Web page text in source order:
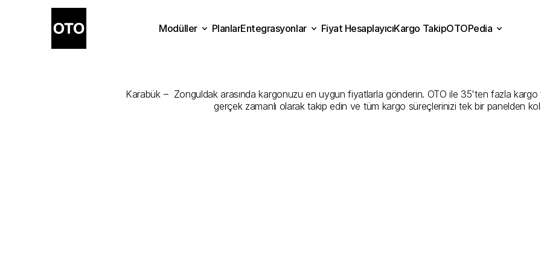
Karabük –  Zonguldak arasında kargonuzu en uygun fiyatlarla gönderin. OTO ile 35'ten fazla kargo
gerçek zamanlı olarak takip edin ve tüm kargo süreçlerinizi tek bir panelden
Modüller
PlanlarEntegrasyonlar
Fiyat HesaplayıcıKargo TakipOTOPedia